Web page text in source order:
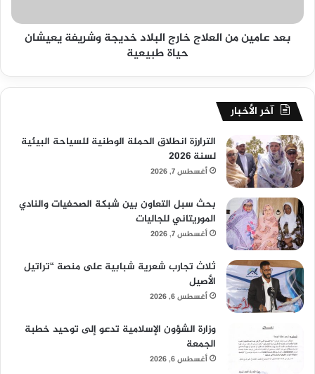
بعد عامين من العلاج خارج البلاد خديجة وشريفة يعيشان
حياة طبيعية
آخر الأخبار
الترارزة انطلاق الحملة الوطنية للسياحة البيئية
لسنة 2026
أغسطس 7, 2026
بحث سبل التعاون بين شبكة الصحفيات والنادي
الموريتاني للجاليات
أغسطس 7, 2026
ثلاث تجارب شعرية شبابية على منصة “تراتيل
الأصيل
أغسطس 6, 2026
وزارة الشؤون الإسلامية تدعو إلى توحيد خطبة
الجمعة
أغسطس 6, 2026